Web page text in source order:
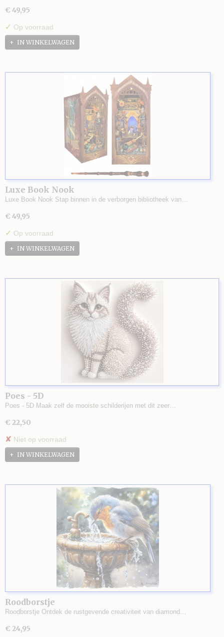
€ 49,95
✓ Op voorraad
IN WINKELWAGEN
Luxe Book Nook
Luxe Book Nook Stap binnen in de verborgen bibliotheek van…
€ 49,95
✓ Op voorraad
IN WINKELWAGEN
Poes - 5D
Poes - 5D Maak zelf de mooiste schilderijen met dit zeer…
€ 22,50
✘ Niet op voorraad
IN WINKELWAGEN
Roodborstje
Roodborstje Ontdek de rustgevende creativiteit van diamond…
€ 24,95